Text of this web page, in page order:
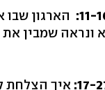
הארגון שבו
ונראה שמבין את
איך הצלחת